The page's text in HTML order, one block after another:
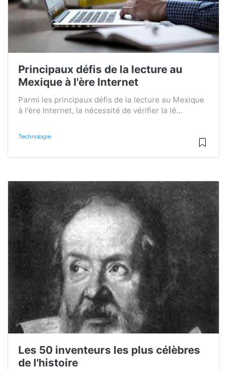
Principaux défis de la lecture au
Mexique à l'ère Internet
Parmi les principaux défis de la lecture au Mexique
à l'ère Internet, la nécessité de vérifier la lé...
Technologie
Les 50 inventeurs les plus célèbres
de l'histoire